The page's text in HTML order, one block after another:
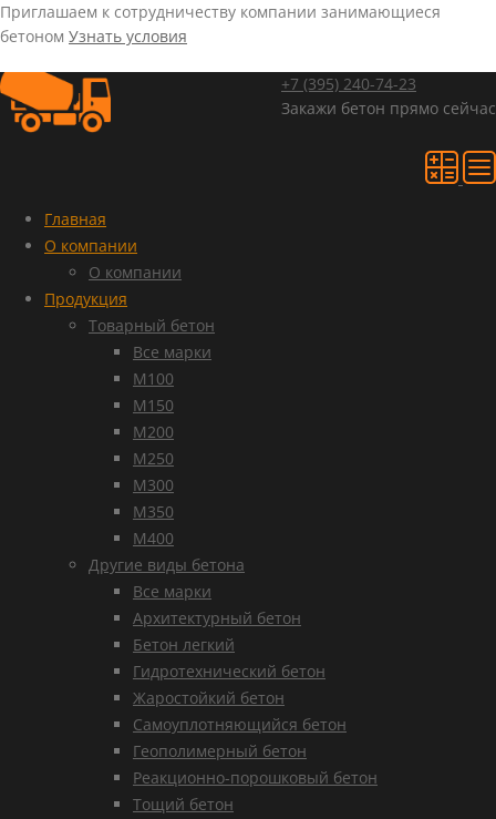
Приглашаем к сотрудничеству компании занимающиеся
бетоном Узнать условия
+7 (395) 240-74-23
Закажи бетон прямо сейчас
Главная
О компании
О компании
Продукция
Товарный бетон
Все марки
М100
М150
М200
М250
М300
М350
М400
Другие виды бетона
Все марки
Архитектурный бетон
Бетон легкий
Гидротехнический бетон
Жаростойкий бетон
Самоуплотняющийся бетон
Геополимерный бетон
Реакционно-порошковый бетон
Тощий бетон